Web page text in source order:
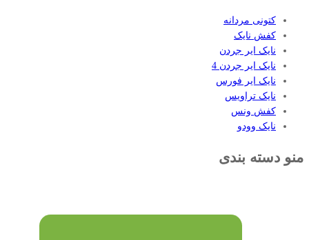
کتونی مردانه
کفش نایک
نایک ایر جردن
نایک ایر جردن 4
نایک ایر فورس
نایک تراویس
کفش ونس
نایک وودو
منو دسته بندی